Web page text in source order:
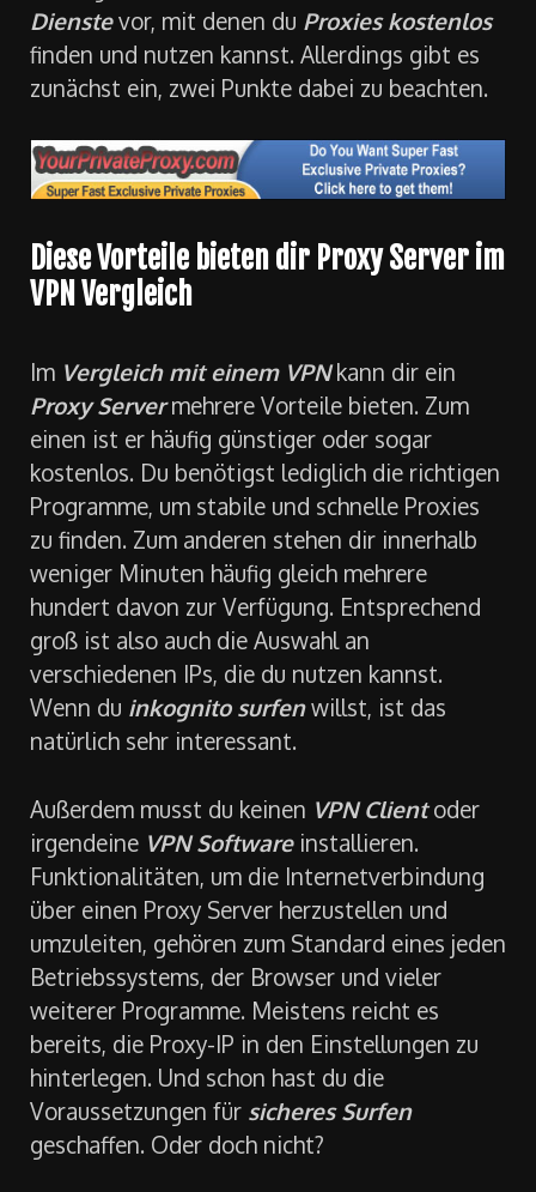
Dienstevor, mit denen du Proxies kostenlos
finden und nutzen kannst. Allerdings gibt es
zunächst ein, zwei Punkte dabei zu beachten.
Diese Vorteile bieten dir Proxy Server im
VPN Vergleich
Im Vergleich mit einem VPNkann dir ein
Proxy Servermehrere Vorteile bieten. Zum
einen ist er häufig günstiger oder sogar
kostenlos. Du benötigst lediglich die richtigen
Programme, um stabile und schnelle Proxies
zu finden. Zum anderen stehen dir innerhalb
weniger Minuten häufig gleich mehrere
hundert davon zur Verfügung. Entsprechend
groß ist also auch die Auswahl an
verschiedenen IPs, die du nutzen kannst.
Wenn du inkognito surfenwillst, ist das
natürlich sehr interessant.
Außerdem musst du keinen VPN Clientoder
irgendeine VPN Softwareinstallieren.
Funktionalitäten, um die Internetverbindung
über einen Proxy Server herzustellen und
umzuleiten, gehören zum Standard eines jeden
Betriebssystems, der Browser und vieler
weiterer Programme. Meistens reicht es
bereits, die Proxy-IP in den Einstellungen zu
hinterlegen. Und schon hast du die
Voraussetzungen für sicheres Surfen
geschaffen. Oder doch nicht?